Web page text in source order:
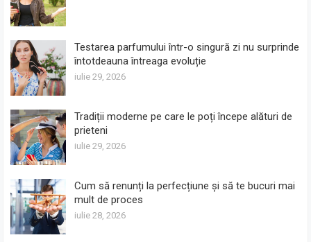
Testarea parfumului într-o singură zi nu surprinde
întotdeauna întreaga evoluție
iulie 29, 2026
Tradiții moderne pe care le poți începe alături de
prieteni
iulie 29, 2026
Cum să renunți la perfecțiune și să te bucuri mai
mult de proces
iulie 28, 2026